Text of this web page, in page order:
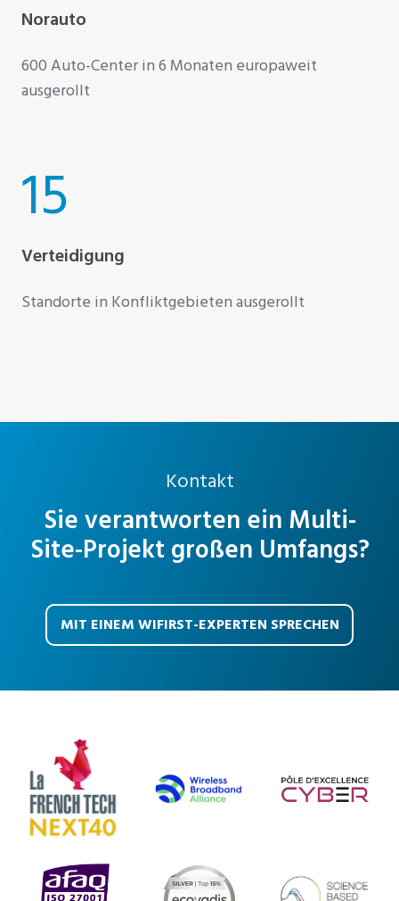
Norauto
600 Auto-Center in 6 Monaten europaweit
ausgerollt
15
Verteidigung
Standorte in Konfliktgebieten ausgerollt
Kontakt
Sie verantworten ein Multi-
Site-Projekt großen Umfangs?
MIT EINEM WIFIRST-EXPERTEN SPRECHEN